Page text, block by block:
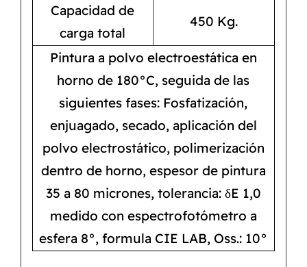
Capacidad de
carga total
450 Kg.
Pintura a polvo electroestática en
horno de 180°C, seguida de las
siguientes fases: Fosfatización,
enjuagado, secado, aplicación del
polvo electrostático, polimerización
dentro de horno, espesor de pintura
35 a 80 micrones, tolerancia: δE 1,0
medido con espectrofotómetro a
esfera 8°, formula CIE LAB, Oss.: 10°